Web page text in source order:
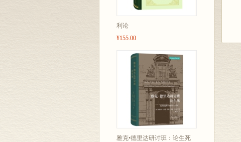
利论
¥155.00
雅克•德里达研讨班：论生死